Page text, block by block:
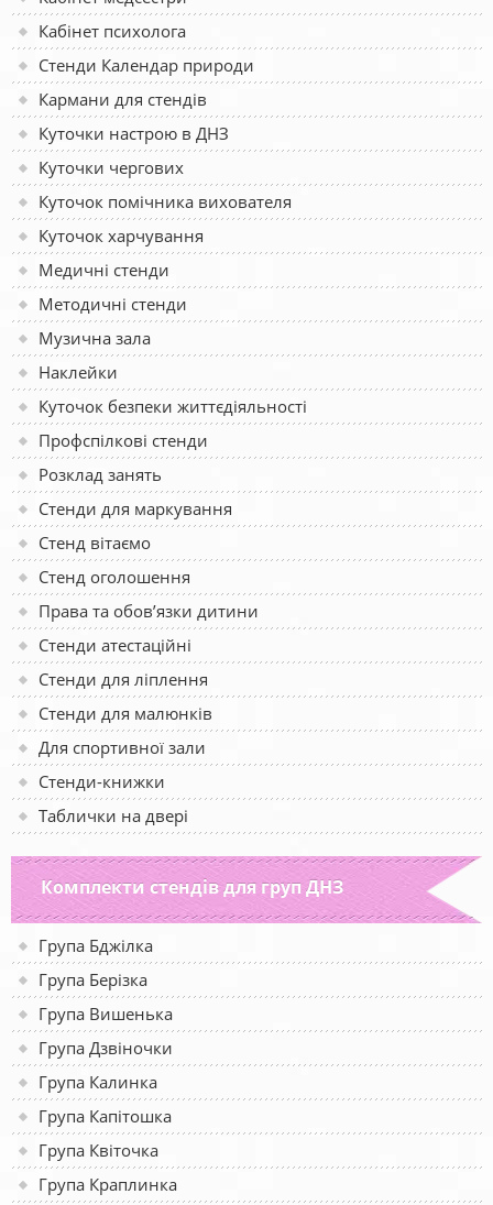
Кабінет психолога
Стенди Календар природи
Кармани для стендів
Куточки настрою в ДНЗ
Куточки чергових
Куточок помічника вихователя
Куточок харчування
Медичні стенди
Методичні стенди
Музична зала
Наклейки
Куточок безпеки життєдіяльності
Профспілкові стенди
Розклад занять
Стенди для маркування
Стенд вітаємо
Стенд оголошення
Права та обов’язки дитини
Стенди атестаційні
Стенди для ліплення
Стенди для малюнків
Для спортивної зали
Стенди-книжки
Таблички на двері
Комплекти стендів для груп ДНЗ
Група Бджілка
Група Берізка
Група Вишенька
Група Дзвіночки
Група Калинка
Група Капітошка
Група Квіточка
Група Краплинка